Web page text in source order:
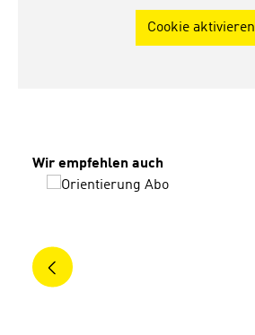
Cookie aktivieren
Produktgalerie überspringen
Wir empfehlen auch